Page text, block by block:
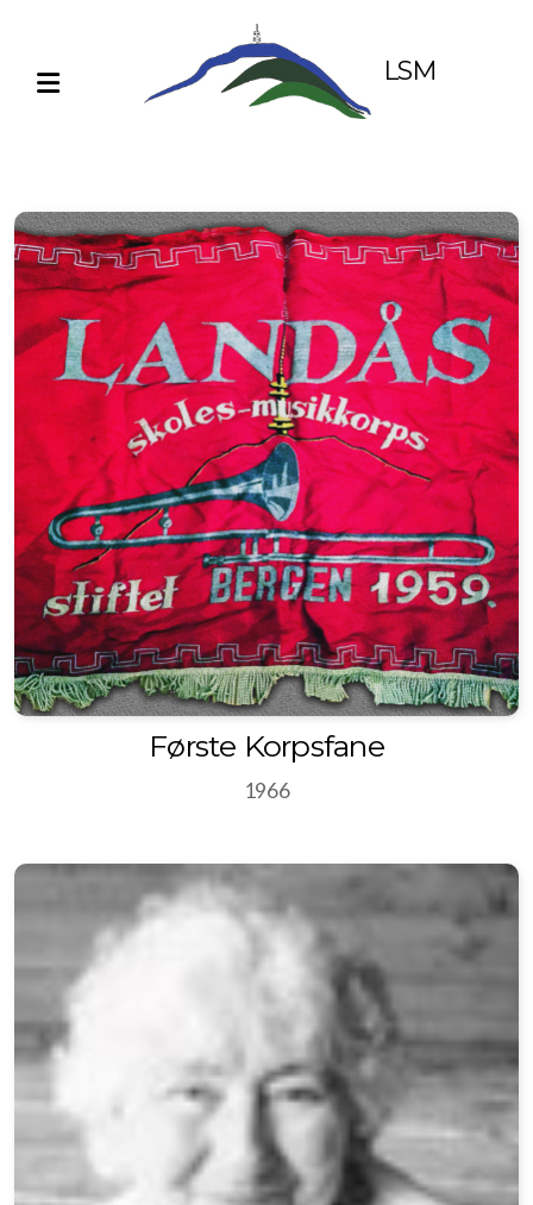
LSM
Første Korpsfane
1966
Ny i korpset
Øvinger og voksenvakt
Instrumenter
Uniform
SFO-korps 2025
Årshjul
Semesterplan
Aktiviteter
Musikk vi spiller
Drilltropp
Korpsfane
Landåssangen
Media
10 års jubileum (1969)